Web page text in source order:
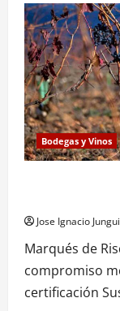
La
D.O.
Cava
fija
en
kg/ha
el
para
la
al
Bodegas y Vinos
Jose Ignacio
Marqués de
compromiso
certificación